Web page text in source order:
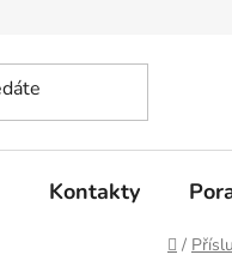
Kontakty
Domů
/